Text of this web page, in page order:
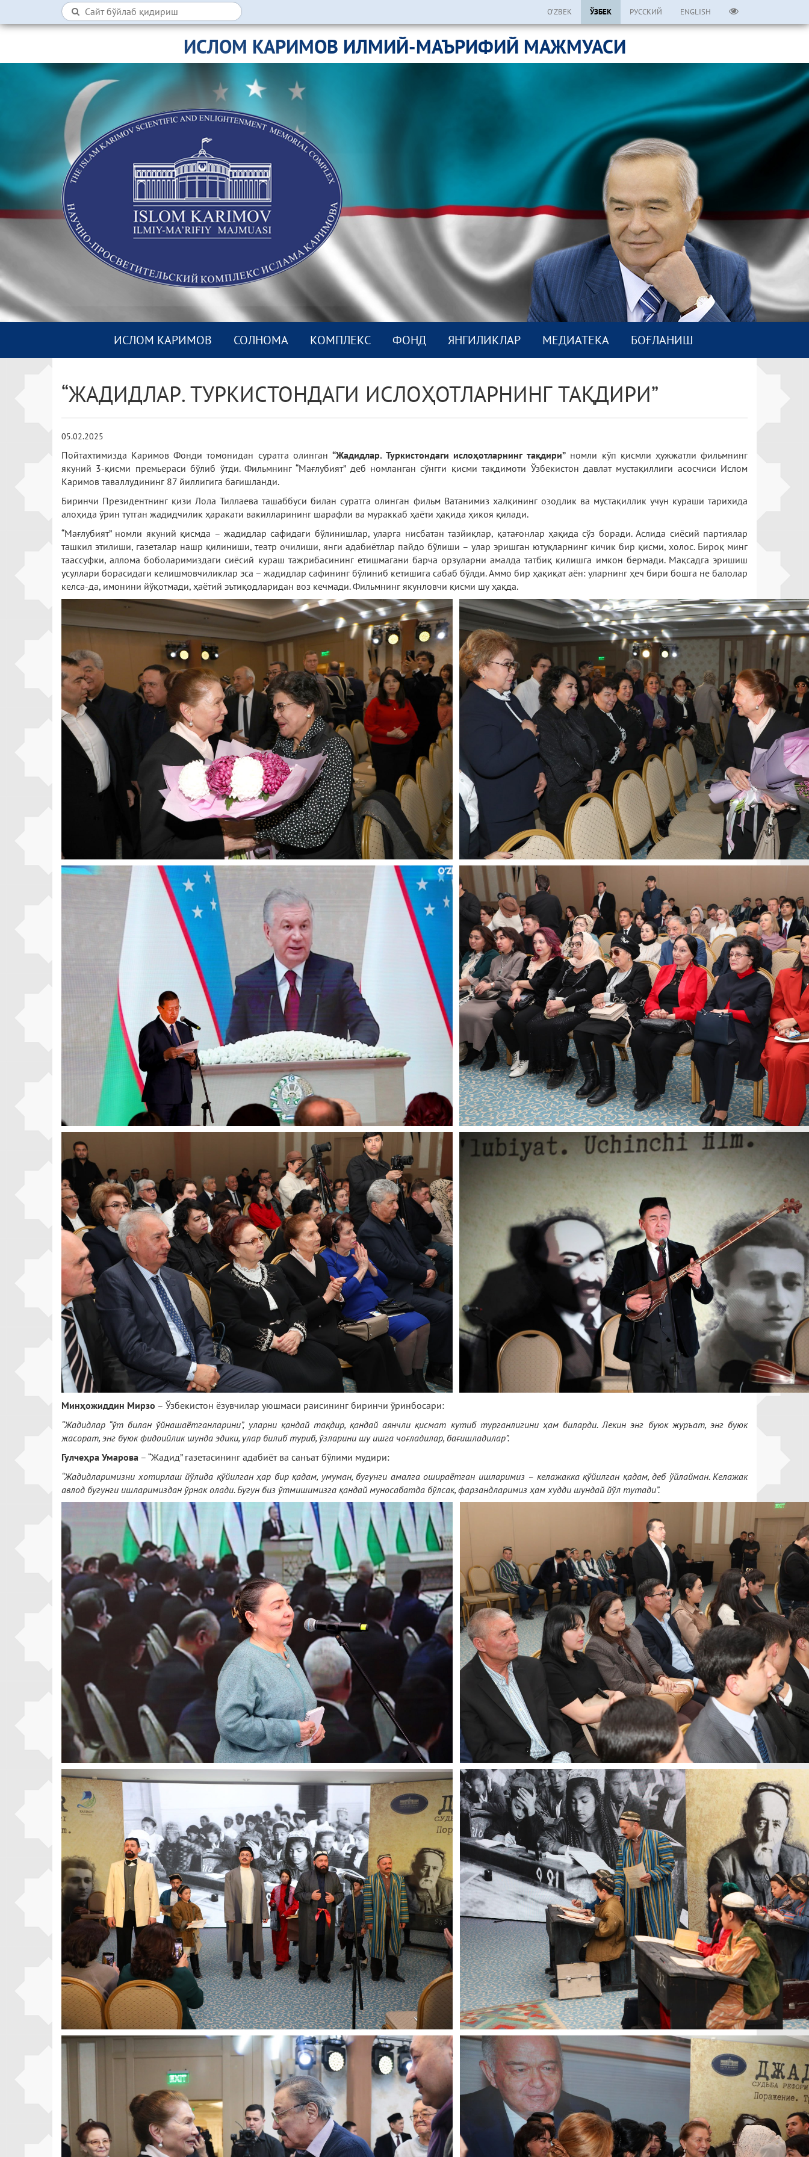
O’ZBEK ЎЗБЕК РУССКИЙ ENGLISH
ИСЛОМ КАРИМОВ ИЛМИЙ-МАЪРИФИЙ МАЖМУАСИ
ИСЛОМ КАРИМОВ СОЛНОМА КОМПЛEКС ФОНД ЯНГИЛИКЛАР МEДИАТEКА БОҒЛАНИШ
“ЖАДИДЛАР. ТУРКИСТОНДАГИ ИСЛОҲОТЛАРНИНГ ТАҚДИРИ”
05.02.2025
Пойтахтимизда Каримов Фонди томонидан суратга олинган “Жадидлар. Туркистондаги ислоҳотларнинг тақдири” номли кўп қисмли ҳужжатли фильмнинг
якуний 3-қисми премьераси бўлиб ўтди. Фильмнинг “Мағлубият” деб номланган сўнгги қисми тақдимоти Ўзбекистон давлат мустақиллиги асосчиси Ислом
Каримов таваллудининг 87 йиллигига бағишланди.
Биринчи Президентнинг қизи Лола Тиллаева ташаббуси билан суратга олинган фильм Ватанимиз халқининг озодлик ва мустақиллик учун кураши тарихида
алоҳида ўрин тутган жадидчилик ҳаракати вакилларининг шарафли ва мураккаб ҳаёти ҳақида ҳикоя қилади.
“Мағлубият” номли якуний қисмда – жадидлар сафидаги бўлинишлар, уларга нисбатан тазйиқлар, қатағонлар ҳақида сўз боради. Аслида сиёсий партиялар
ташкил этилиши, газеталар нашр қилиниши, театр очилиши, янги адабиётлар пайдо бўлиши – улар эришган ютуқларнинг кичик бир қисми, холос. Бироқ минг
таассуфки, аллома боболаримиздаги сиёсий кураш тажрибасининг етишмагани барча орзуларни амалда татбиқ қилишга имкон бермади. Мақсадга эришиш
усуллари борасидаги келишмовчиликлар эса – жадидлар сафининг бўлиниб кетишига сабаб бўлди. Аммо бир ҳақиқат аён: уларнинг ҳеч бири бошга не балолар
келса-да, имонини йўқотмади, ҳаётий эътиқодларидан воз кечмади. Фильмнинг якунловчи қисми шу ҳақда.
Минҳожиддин Мирзо – Ўзбекистон ёзувчилар уюшмаси раисининг биринчи ўринбосари:
“Жадидлар “ўт билан ўйнашаётганларини”, уларни қандай тақдир, қандай аянчли қисмат кутиб турганлигини ҳам биларди. Лекин энг буюк журъат, энг буюк
жасорат, энг буюк фидоийлик шунда эдики, улар билиб туриб, ўзларини шу ишга чоғладилар, бағишладилар”.
Гулчеҳра Умарова – “Жадид” газетасининг адабиёт ва санъат бўлими мудири:
“Жадидларимизни хотирлаш йўлида қўйилган ҳар бир қадам, умуман, бугунги амалга ошираётган ишларимиз – келажакка қўйилган қадам, деб ўйлайман. Келажак
авлод бугунги ишларимиздан ўрнак олади. Бугун биз ўтмишимизга қандай муносабатда бўлсак, фарзандларимиз ҳам худди шундай йўл тутади”.